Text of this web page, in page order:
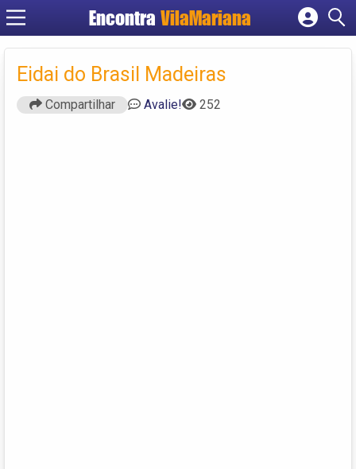
EncontraVilaMariana
Cadastrar empresa
Criar conta
Eidai do Brasil Madeiras
Compartilhar Avalie! 252